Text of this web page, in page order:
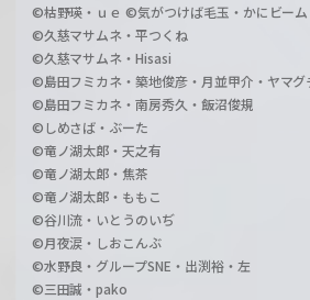
©枯野瑛・ｕｅ ©気がつけば毛玉・かにビーム
©久慈マサムネ・平つくね
©久慈マサムネ・Hisasi
©島田フミカネ・築地俊彦・月並甲介・ヤマグ
©島田フミカネ・南房秀久・飯沼俊規
©しめさば・ぶーた
©竜ノ湖太郎・天之有
©竜ノ湖太郎・焦茶
©竜ノ湖太郎・ももこ
©谷川流・いとうのいぢ
©月夜涙・しおこんぶ
©水野良・グループSNE・出渕裕・左
©三田誠・pako